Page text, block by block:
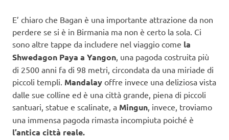
E’ chiaro che Bagan è una importante attrazione da non
perdere se si è in Birmania ma non è certo la sola. Ci
sono altre tappe da includere nel viaggio come la
Shwedagon Paya a Yangon, una pagoda costruita più
di 2500 anni fa di 98 metri, circondata da una miriade di
piccoli templi. Mandalay offre invece una deliziosa vista
dalle sue colline ed è una città grande, piena di piccoli
santuari, statue e scalinate, a Mingun, invece, troviamo
una immensa pagoda rimasta incompiuta poiché è
l’antica città reale.